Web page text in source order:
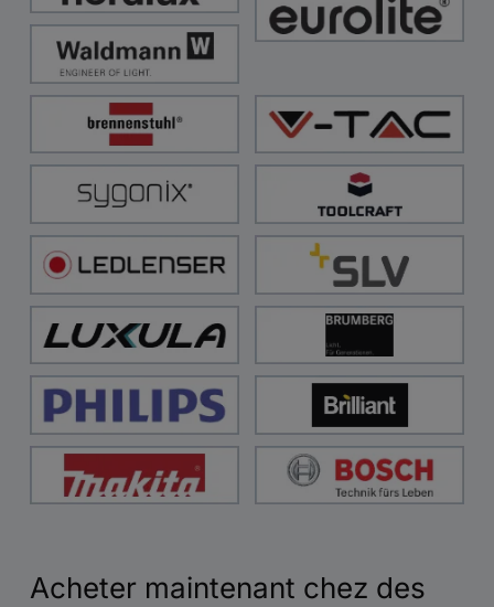
Acheter maintenant chez des